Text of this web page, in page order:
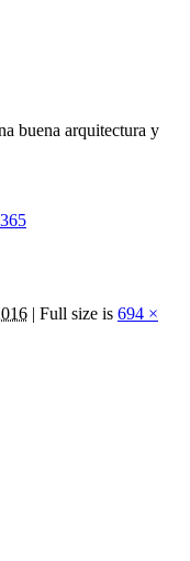
buena arquitectura y
| Full size is 694 ×